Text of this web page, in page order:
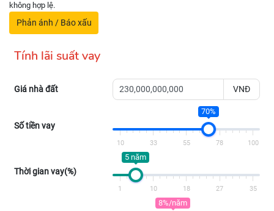
không hợp lệ.
Phản ánh / Báo xấu
Tính lãi suất vay
Giá nhà đất VNĐ
Số tiền vay
70%
10 33 55 78 100
Thời gian vay(%)
5 năm
1 10 18 27 35
8%/năm